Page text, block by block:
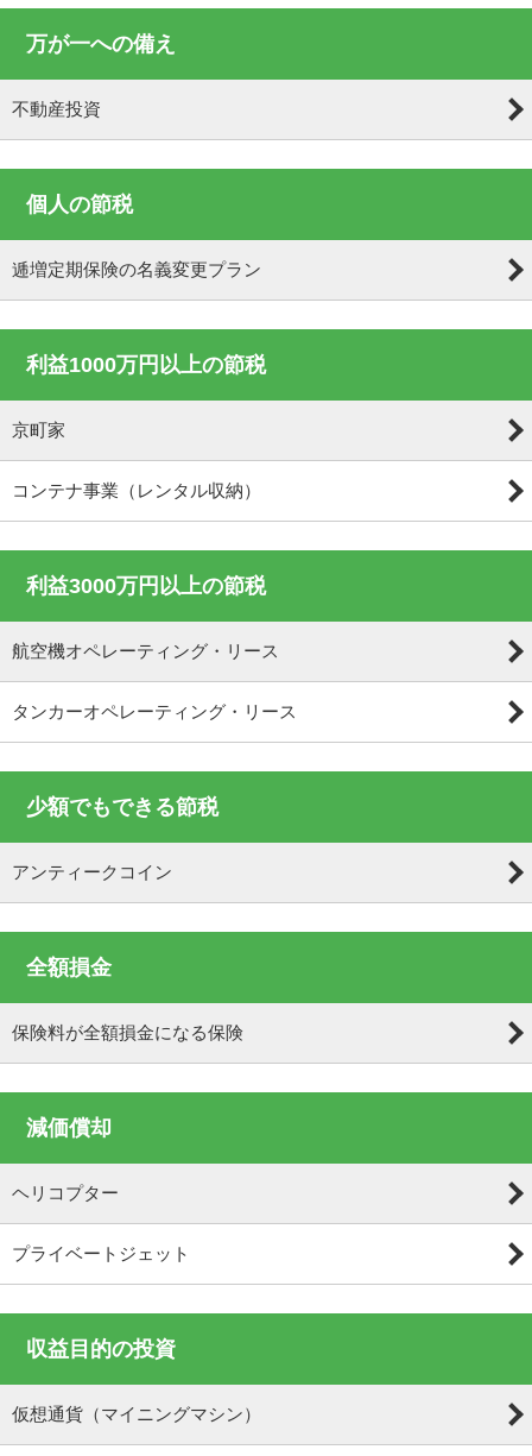
万が一への備え
不動産投資
個人の節税
逓増定期保険の名義変更プラン
利益1000万円以上の節税
京町家
コンテナ事業（レンタル収納）
利益3000万円以上の節税
航空機オペレーティング・リース
タンカーオペレーティング・リース
少額でもできる節税
アンティークコイン
全額損金
保険料が全額損金になる保険
減価償却
ヘリコプター
プライベートジェット
収益目的の投資
仮想通貨（マイニングマシン）